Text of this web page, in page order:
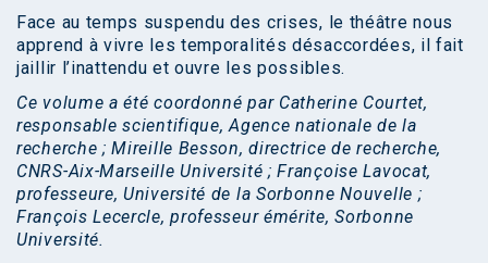
Face au temps suspendu des crises, le théâtre nous
apprend à vivre les temporalités désaccordées, il fait
jaillir l’inattendu et ouvre les possibles.
Ce volume a été coordonné par Catherine Courtet,
responsable scientifique, Agence nationale de la
recherche ; Mireille Besson, directrice de recherche,
CNRS-Aix-Marseille Université ; Françoise Lavocat,
professeure, Université de la Sorbonne Nouvelle ;
François Lecercle, professeur émérite, Sorbonne
Université.